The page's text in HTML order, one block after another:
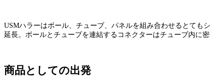
USMハラーはボール、チューブ、パネルを組み合わせるとても
延長。ボールとチューブを連結するコネクターはチューブ内に
商品としての出発